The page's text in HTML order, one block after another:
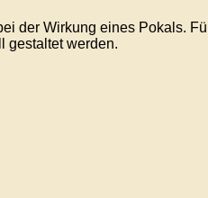
der Wirkung eines Pokals.
gestaltet werden.